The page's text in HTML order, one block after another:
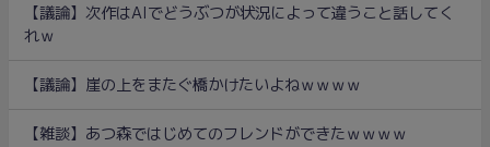
【議論】次作はAIでどうぶつが状況によって違うこと話してく
れｗ
【議論】崖の上をまたぐ橋かけたいよねｗｗｗｗ
【雑談】あつ森ではじめてのフレンドができたｗｗｗｗ